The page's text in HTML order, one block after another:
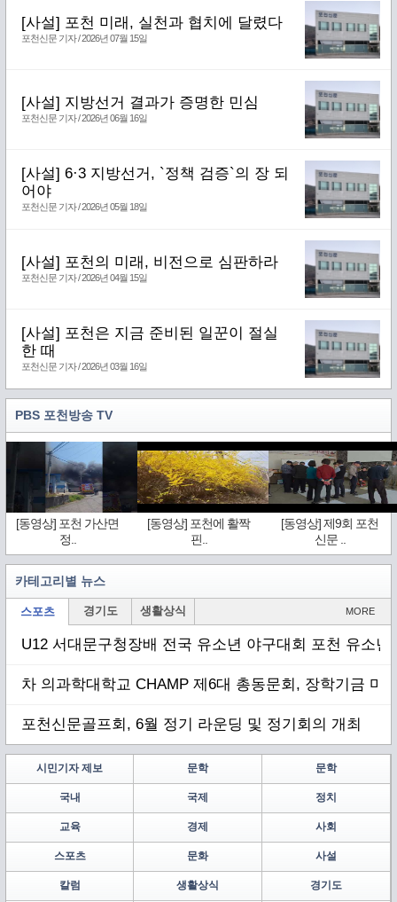
[사설] 포천 미래, 실천과 협치에 달렸다
포천신문 기자 / 2026년 07월 15일
[사설] 지방선거 결과가 증명한 민심
포천신문 기자 / 2026년 06월 16일
[사설] 6·3 지방선거, `정책 검증`의 장 되
어야
포천신문 기자 / 2026년 05월 18일
[사설] 포천의 미래, 비전으로 심판하라
포천신문 기자 / 2026년 04월 15일
[사설] 포천은 지금 준비된 일꾼이 절실
한 때
포천신문 기자 / 2026년 03월 16일
PBS 포천방송 TV
[동영상] 포천 가산면
정..
[동영상] 포천에 활짝
핀..
[동영상] 제9회 포천
신문 ..
카테고리별 뉴스
스포츠 경기도 생활상식 MORE
U12 서대문구청장배 전국 유소년 야구대회 포천 유소
차 의과학대학교 CHAMP 제6대 총동문회, 장학기금 마
포천신문골프회, 6월 정기 라운딩 및 정기회의 개최
시민기자 제보 문학 문학
국내 국제 정치
교육 경제 사회
스포츠 문화 사설
칼럼 생활상식 경기도